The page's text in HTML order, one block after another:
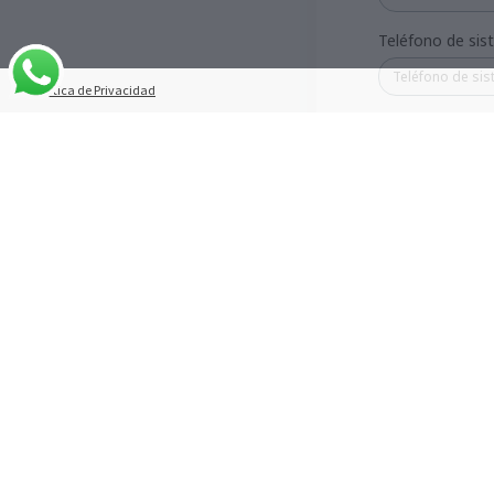
Teléfono de
Política de Privacidad